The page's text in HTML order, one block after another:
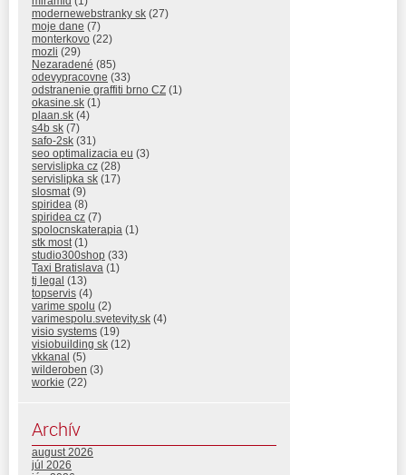
modernewebstranky sk (27)
moje dane (7)
monterkovo (22)
mozli (29)
Nezaradené (85)
odevypracovne (33)
odstranenie graffiti brno CZ (1)
okasine.sk (1)
plaan.sk (4)
s4b sk (7)
safo-2sk (31)
seo optimalizacia eu (3)
servislipka cz (28)
servislipka sk (17)
slosmat(9)
spiridea (8)
spiridea cz (7)
spolocnskaterapia (1)
stk most(1)
studio300shop (33)
Taxi Bratislava (1)
tj legal (13)
topservis (4)
varime spolu (2)
varimespolu.svetevity.sk (4)
visio systems (19)
visiobuilding sk (12)
vkkanal (5)
wilderoben (3)
workie (22)
Archív
august 2026
júl 2026